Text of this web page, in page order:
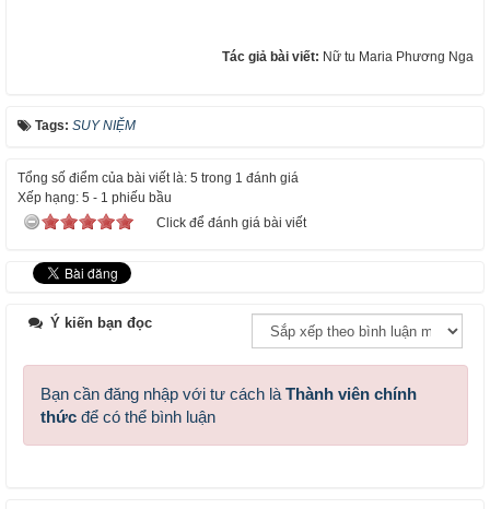
Tác giả bài viết: Nữ tu Maria Phương Nga
Tags: SUY NIỆM
Tổng số điểm của bài viết là: 5 trong 1 đánh giá
Xếp hạng: 5 - 1 phiếu bầu
Click để đánh giá bài viết
Ý kiến bạn đọc
Bạn cần đăng nhập với tư cách là Thành viên chính
thức để có thể bình luận